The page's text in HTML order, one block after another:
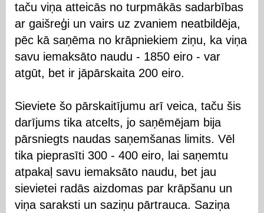
taču viņa atteicās no turpmākās sadarbības
ar gaišreģi un vairs uz zvaniem neatbildēja,
pēc kā saņēma no krāpniekiem ziņu, ka viņa
savu iemaksāto naudu - 1850 eiro - var
atgūt, bet ir jāpārskaita 200 eiro.
Sieviete šo pārskaitījumu arī veica, taču šis
darījums tika atcelts, jo saņēmējam bija
pārsniegts naudas saņemšanas limits. Vēl
tika pieprasīti 300 - 400 eiro, lai saņemtu
atpakaļ savu iemaksāto naudu, bet jau
sievietei radās aizdomas par krāpšanu un
viņa saraksti un saziņu pārtrauca. Saziņa